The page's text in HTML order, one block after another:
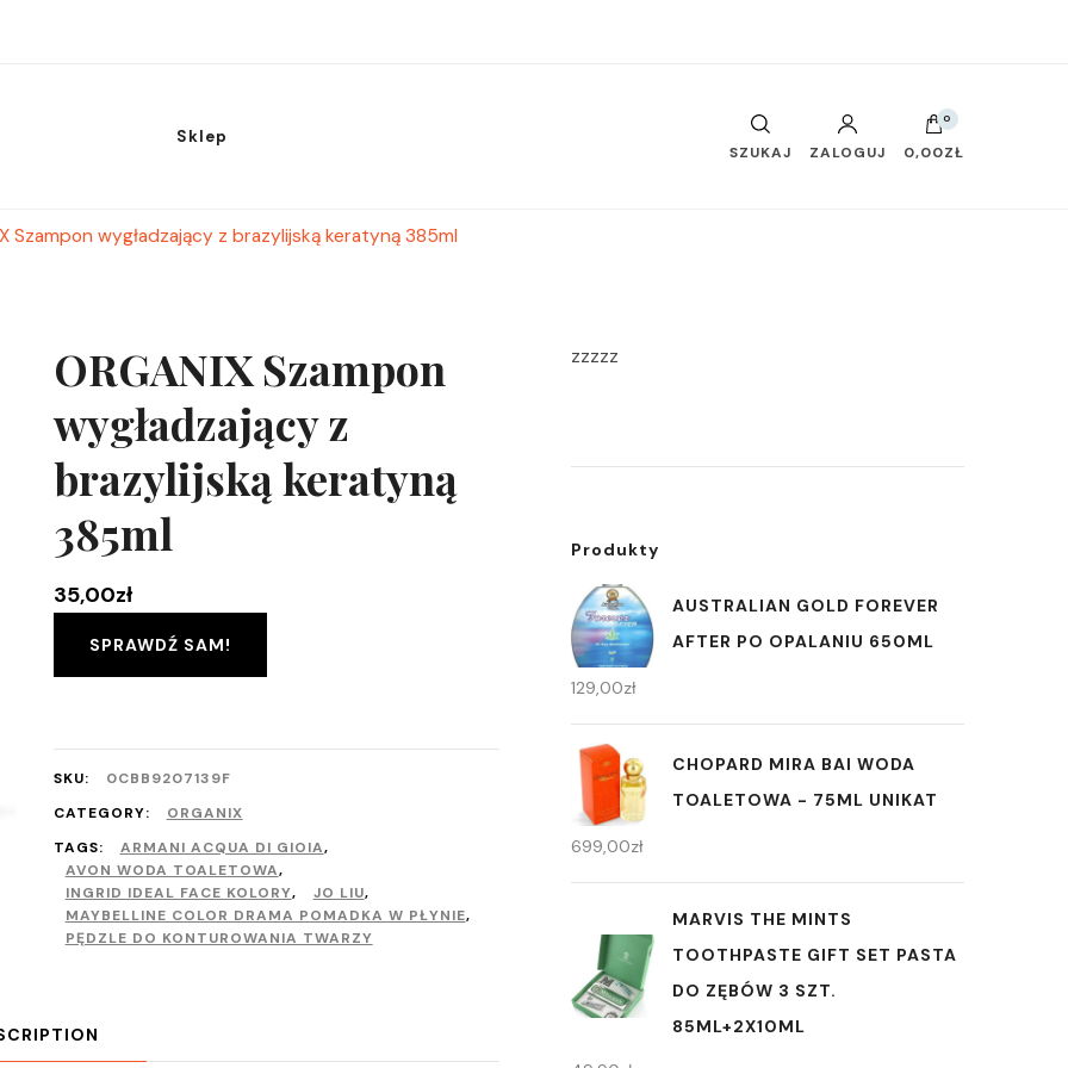
Sklep
SZUKAJ ZALOGUJ
0
0,00ZŁ
Szampon wygładzający z brazylijską keratyną 385ml
ORGANIX Szampon
wygładzający z
brazylijską keratyną
385ml
35,00zł
SPRAWDŹ SAM!
SKU:
0CBB9207139F
CATEGORY:
ORGANIX
TAGS:
ARMANI ACQUA DI GIOIA,
AVON WODA TOALETOWA,
INGRID IDEAL FACE KOLORY, JO LIU,
MAYBELLINE COLOR DRAMA POMADKA W PŁYNIE,
PĘDZLE DO KONTUROWANIA TWARZY
zzzzz
Produkty
AUSTRALIAN GOLD FOREVER
AFTER PO OPALANIU 650ML
129,00zł
CHOPARD MIRA BAI WODA
TOALETOWA - 75ML UNIKAT
699,00zł
MARVIS THE MINTS
TOOTHPASTE GIFT SET PASTA
DO ZĘBÓW 3 SZT.
85ML+2X10ML